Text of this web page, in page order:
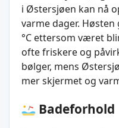
i Østersjøen kan nå
varme dager. Høsten
°C ettersom været
ofte friskere og
bølger, mens
mer skjermet og
Badeforhold